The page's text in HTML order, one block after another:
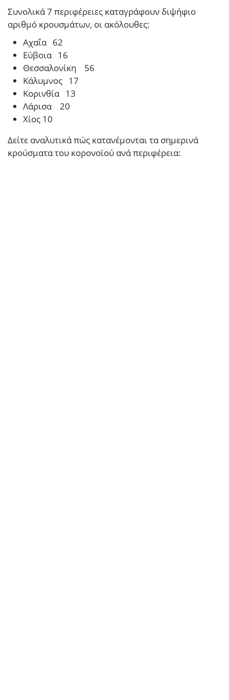
Συνολικά 7 περιφέρειες καταγράφουν διψήφιο
αριθμό κρουσμάτων, οι ακόλουθες:
Αχαΐα 62
Εύβοια 16
Θεσσαλονίκη 56
Κάλυμνος 17
Κορινθία 13
Λάρισα 20
Χίος 10
Δείτε αναλυτικά πώς κατανέμονται τα σημερινά
κρούσματα του κορονοϊού ανά περιφέρεια: